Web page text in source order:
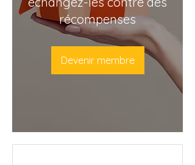
récompenses
Devenir membre